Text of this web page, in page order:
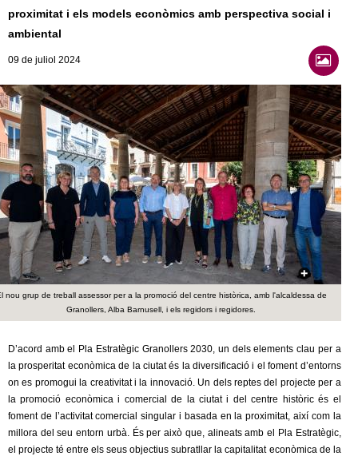
a
e
n
t
d
e
G
r
a
n
o
a
r
i
d
e
c
e
r
a
proximitat i els models econòmics amb perspectiva social i
ambiental
09 de juliol 2024
nou grup de treball assessor per a la promoció del centre històrica, amb l'alcaldessa de
Granollers, Alba Barnusell, i els regidors i regidores.
D’acord amb el Pla Estratègic Granollers 2030, un dels elements clau per a
la prosperitat econòmica de la ciutat és la diversificació i el foment d’entorns
on es promogui la creativitat i la innovació. Un dels reptes del projecte per a
la promoció econòmica i comercial de la ciutat i del centre històric és el
foment de l’activitat comercial singular i basada en la proximitat, així com la
millora del seu entorn urbà. És per això que, alineats amb el Pla Estratègic,
el projecte té entre els seus objectius subratllar la capitalitat econòmica de la